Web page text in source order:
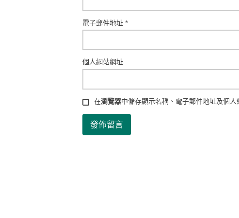
電子郵件地址 *
個人網站網址
在瀏覽器中儲存顯示名稱、電子郵件地址及個